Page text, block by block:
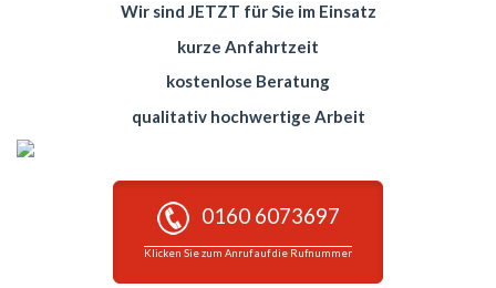
Wir sind JETZT für Sie im Einsatz
kurze Anfahrtzeit
kostenlose Beratung
qualitativ hochwertige Arbeit
0160 6073697
Klicken Sie zum Anruf auf die Rufnummer